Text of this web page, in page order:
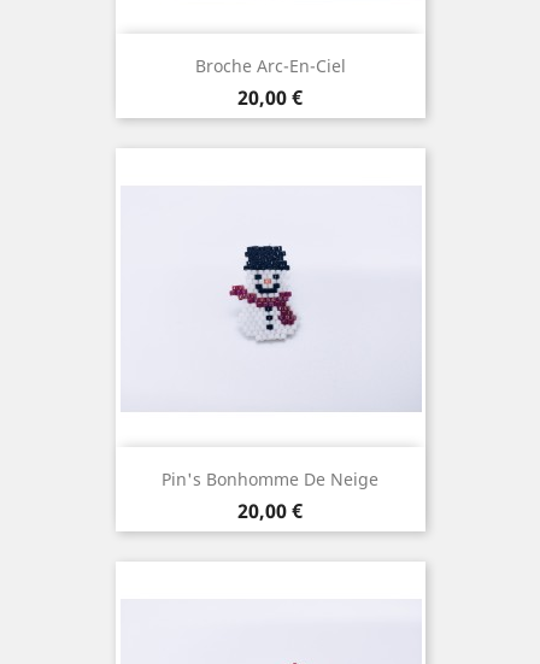
Broche Arc-En-Ciel
Prix
20,00 €
Pin's Bonhomme De Neige
Prix
20,00 €